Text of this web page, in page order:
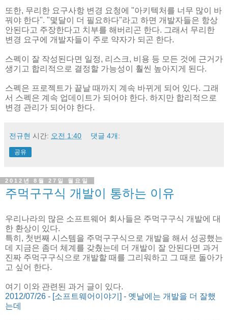
또한, 무리한 요구사항 변경 요청에 "아키텍처를 너무 많이 바
꿔야 한다". "몇달이 더 필요하다"라고 하면 개발자들은 항상
안된다고 주장한다고 치부를 해버리곤 한다. 그래서 무리한
변경 요구에 개발자들이 주로 약자가 되곤 한다.
스펙이 잘 작성된다면 일정, 리스크, 비용 등 모든 것에 근거가
생기고 합리적으로 결정할 가능성이 훨씬 높아지게 된다.
스펙은 프로젝트가 끝날 때까지 계속 바뀌게 되어 있다. 그래
서 스펙은 계속 업데이트가 되어야 한다. 하지만 합리적으로
변경 관리가 되어야 한다.
전규현 시간: 오전 1:40 댓글 4개:
공유
2012년 8월 27일 월요일
주먹구구식 개발이 통하는 이유
우리나라의 많은 소프트웨어 회사들은 주먹구구식 개발에 대
한 환상이 있다.
특히, 첫번째 시스템을 주먹구구식으로 개발을 해서 성공했는
데 지금은 좀더 체계를 갖췄는데 더 개발이 잘 안된다면 과거
진짜 주먹구구식으로 개발할 때를 그리워하고 그 때로 돌아가
고 싶어 한다.
여기 이와 관련된 과거 글이 있다.
2012/07/26 - [소프트웨어이야기] - 옛날에는 개발을 더 잘했
는데